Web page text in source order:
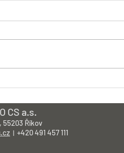
CS a.s.
55203 Říkov
| +420 491 457 111